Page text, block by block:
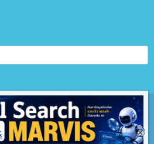
:EightMedi Liteby 8Degree
Themes